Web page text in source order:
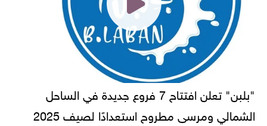
"بلبن" تعلن افتتاح 7 فروع جديدة في الساحل
الشمالي ومرسى مطروح استعدادًا لصيف 2025